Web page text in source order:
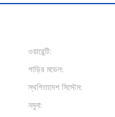
ওয়ারেন্টি:
গাড়ির মডেল:
স্থগিতাদেশ সিস্টেম:
নমুনা: